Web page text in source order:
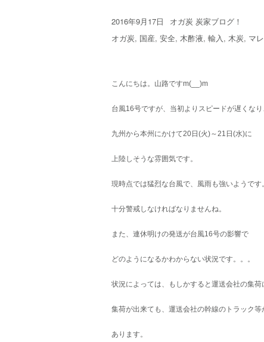
投
稿
日:
2016年9月17日
カ
テ
ゴ
オガ炭 炭家ブログ！
タ
オガ炭, 国産, 安全, 木酢液, 輸入, 木炭, マ
こんにちは。山路ですm(__)m
台風16号ですが、当初よりスピードが遅くなり
九州から本州にかけて20日(火)～21日(水)に
上陸しそうな雰囲気です。
現時点では猛烈な台風で、風雨も強いようです。
十分警戒しなければなりませんね。
また、連休明けの発送が台風16号の影響で
どのようになるかわからない状況です。。。
状況によっては、もしかすると運送会社の集荷
集荷が出来ても、運送会社の幹線のトラック等
あります。